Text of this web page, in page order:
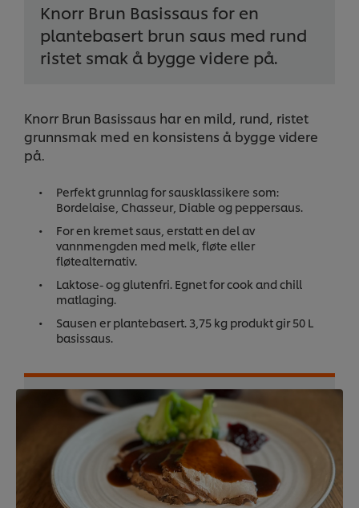
Knorr Brun Basissaus for en
plantebasert brun saus med rund
ristet smak å bygge videre på.
Knorr Brun Basissaus har en mild, rund, ristet
grunnsmak med en konsistens å bygge videre
på.
Perfekt grunnlag for sausklassikere som:
Bordelaise, Chasseur, Diable og peppersaus.
For en kremet saus, erstatt en del av
vannmengden med melk, fløte eller
fløtealternativ.
Laktose- og glutenfri. Egnet for cook and chill
matlaging.
Sausen er plantebasert. 3,75 kg produkt gir 50 L
basissaus.